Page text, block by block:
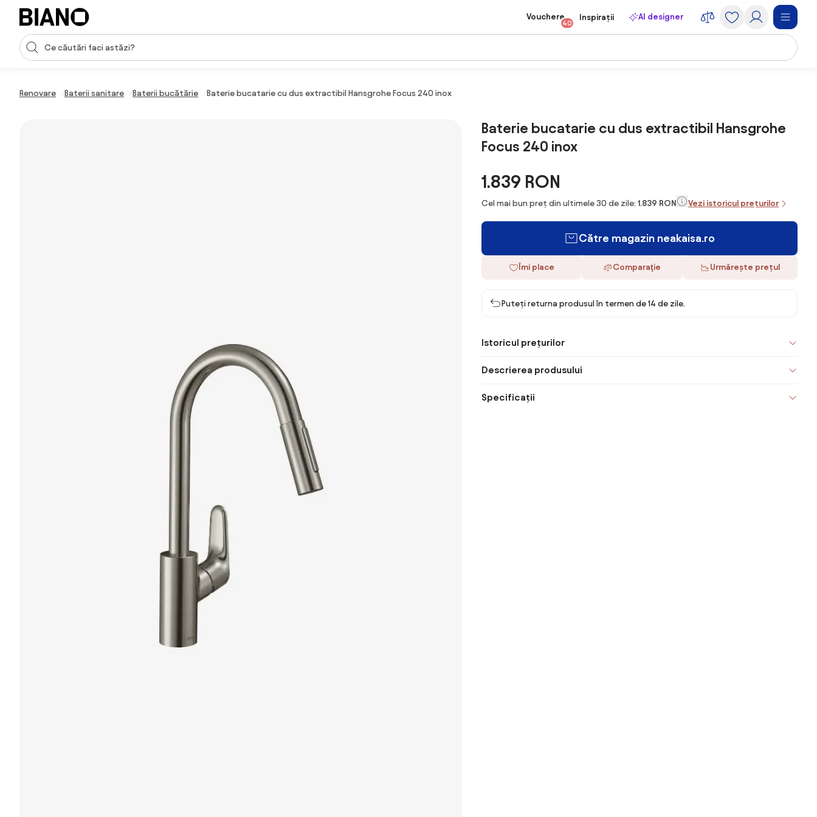
Sari peste navigare, accesează conținutul
Introducerea căutării
Vouchere
40
Inspirații AI designer
Renovare Baterii sanitare Baterii bucătărie Baterie bucatarie cu dus extractibil Hansgrohe Focus 240 inox
Baterie bucatarie cu dus extractibil Hansgrohe
Focus 240 inox
1.839 RON
Cel mai bun preț din ultimele 30 de zile: 1.839 RON Vezi istoricul prețurilor
Către magazin neakaisa.ro
Îmi place Comparaţie Urmărește prețul
Puteți returna produsul în termen de 14 de zile.
Istoricul prețurilor
Descrierea produsului
Specificații